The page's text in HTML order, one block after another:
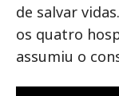
de salvar
os quatro
assumiu o